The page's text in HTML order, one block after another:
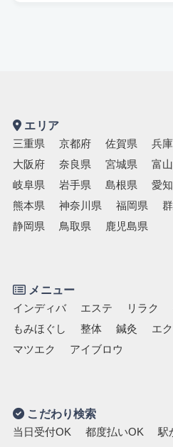
アメニティまたはコスメ充実
キッズスペースあり 認定講師
エリア
三重県 京都府 佐賀県 兵
大阪府
奈良県 宮城県 富
岐阜県
岩手県 島根県 愛
熊本県
神奈川県 福岡県
静岡県
鳥取県 鹿児島県
メニュー
インディバ エステ リラク
もみほぐし
整体 鍼灸 エ
マツエク
アイブロウ
こだわり検索
当日受付OK 都度払いOK
駅